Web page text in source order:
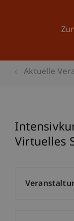
Aktuelle
Virtuelles